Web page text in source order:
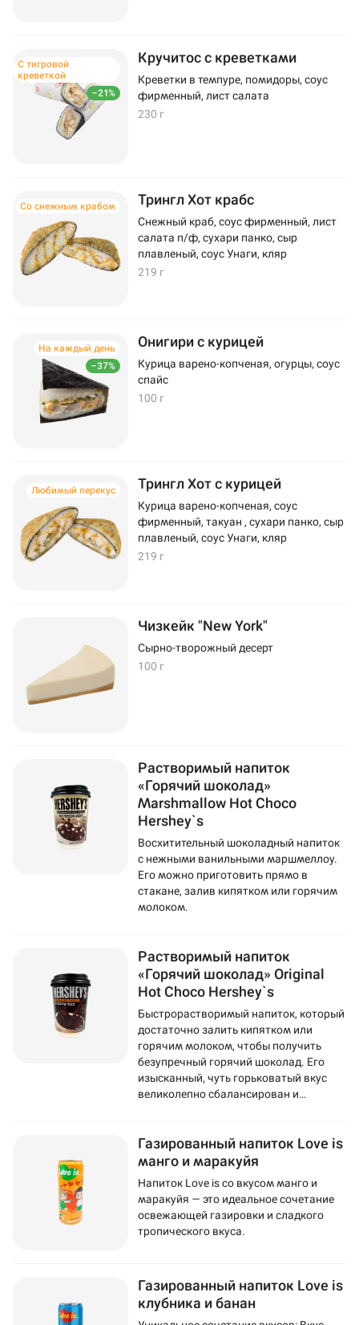
–21%
С тигровой
креветкой
Кручитос с креветками
Креветки в темпуре, помидоры, соус
фирменный, лист салата
230 г
Со снежным крабом Трингл Хот крабс
Снежный краб, соус фирменный, лист
салата п/ф, сухари панко, сыр
плавленый, соус Унаги, кляр
219 г
–37%
На каждый день Онигири с курицей
Курица варено-копченая, огурцы, соус
спайс
100 г
Любимый перекус Трингл Хот с курицей
Курица варено-копченая, соус
фирменный, такуан , сухари панко, сыр
плавленый, соус Унаги, кляр
219 г
Чизкейк "New York"
Сырно-творожный десерт
100 г
Растворимый напиток
«Горячий шоколад»
Marshmallow Hot Choco
Hershey`s
Восхитительный шоколадный напиток
с нежными ванильными маршмеллоу.
Его можно приготовить прямо в
стакане, залив кипятком или горячим
молоком.
Растворимый напиток
«Горячий шоколад» Original
Hot Choco Hershey`s
Быстрорастворимый напиток, который
достаточно залить кипятком или
горячим молоком, чтобы получить
безупречный горячий шоколад. Его
изысканный, чуть горьковатый вкус
великолепно сбалансирован и
Газированный напиток Love is
манго и маракуйя
Напиток Love is со вкусом манго и
маракуйя — это идеальное сочетание
освежающей газировки и сладкого
тропического вкуса.
Газированный напиток Love is
клубника и банан